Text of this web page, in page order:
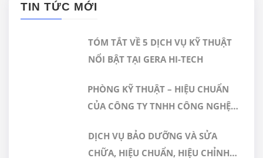
TIN TỨC MỚI
TÓM TẮT VỀ 5 DỊCH VỤ KỸ THUẬT
NỔI BẬT TẠI GERA HI-TECH
PHÒNG KỸ THUẬT – HIỆU CHUẨN
CỦA CÔNG TY TNHH CÔNG NGHỆ
NHẬN ĐÁP ỨNG TIÊU CHUẨN
DỊCH VỤ BẢO DƯỠNG VÀ SỬA
CHỮA, HIỆU CHUẨN, HIỆU CHỈNH